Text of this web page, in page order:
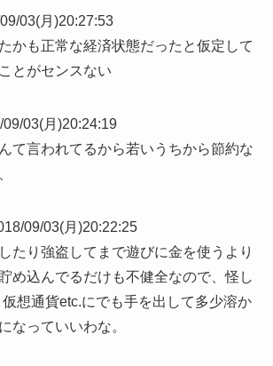
03(月)20:27:53
かも正常な経済状態だったと仮定して
とがセンスない
09/03(月)20:24:19
て言われてるから若いうちから節約な
09/03(月)20:22:25
たり強盗してまで遊びに金を使うより
め込んでるだけも不健全なので、怪し
想通貨etc.にでも手を出して多少溶か
なっていいわな。